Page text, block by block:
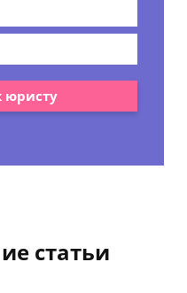
юристу
статьи